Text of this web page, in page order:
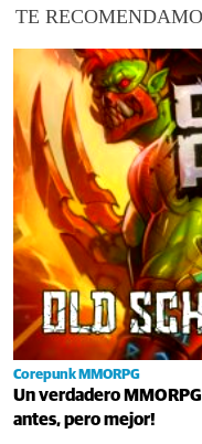
TE
Corepunk MMORPG
Un verdadero
antes, pero mejor!